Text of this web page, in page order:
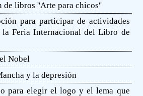
de libros ''Arte para chicos''
para participar de actividades
la Feria Internacional del Libro de
Nobel
y la depresión
para elegir el logo y el lema que